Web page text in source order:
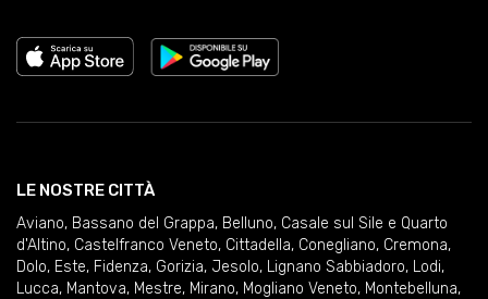
LE NOSTRE CITTÀ
Aviano, Bassano del Grappa, Belluno, Casale sul Sile e Quarto
d'Altino, Castelfranco Veneto, Cittadella, Conegliano, Cremona,
Dolo, Este, Fidenza, Gorizia, Jesolo, Lignano Sabbiadoro, Lodi,
Lucca, Mantova, Mestre, Mirano, Mogliano Veneto, Montebelluna,